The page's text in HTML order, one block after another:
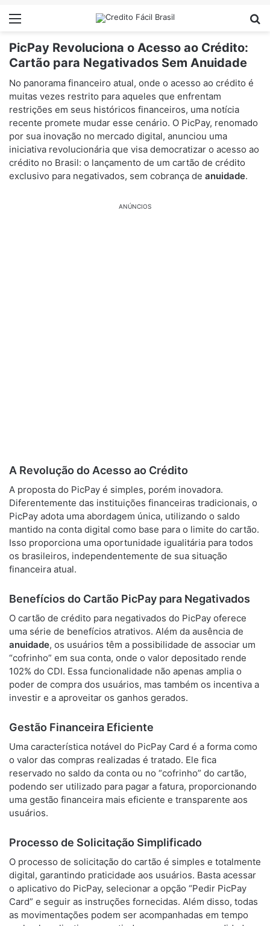
Menu
PicPay Revoluciona o Acesso ao Crédito:
Cartão para Negativados Sem Anuidade
No panorama financeiro atual, onde o acesso ao crédito é
muitas vezes restrito para aqueles que enfrentam
restrições em seus históricos financeiros, uma notícia
recente promete mudar esse cenário. O PicPay, renomado
por sua inovação no mercado digital, anunciou uma
iniciativa revolucionária que visa democratizar o acesso ao
crédito no Brasil: o lançamento de um cartão de crédito
exclusivo para negativados, sem cobrança de anuidade.
ANÚNCIOS
A Revolução do Acesso ao Crédito
A proposta do PicPay é simples, porém inovadora.
Diferentemente das instituições financeiras tradicionais, o
PicPay adota uma abordagem única, utilizando o saldo
mantido na conta digital como base para o limite do cartão.
Isso proporciona uma oportunidade igualitária para todos
os brasileiros, independentemente de sua situação
financeira atual.
Benefícios do Cartão PicPay para Negativados
O cartão de crédito para negativados do PicPay oferece
uma série de benefícios atrativos. Além da ausência de
anuidade, os usuários têm a possibilidade de associar um
“cofrinho” em sua conta, onde o valor depositado rende
102% do CDI. Essa funcionalidade não apenas amplia o
poder de compra dos usuários, mas também os incentiva a
investir e a aproveitar os ganhos gerados.
Gestão Financeira Eficiente
Uma característica notável do PicPay Card é a forma como
o valor das compras realizadas é tratado. Ele fica
reservado no saldo da conta ou no “cofrinho” do cartão,
podendo ser utilizado para pagar a fatura, proporcionando
uma gestão financeira mais eficiente e transparente aos
usuários.
Processo de Solicitação Simplificado
O processo de solicitação do cartão é simples e totalmente
digital, garantindo praticidade aos usuários. Basta acessar
o aplicativo do PicPay, selecionar a opção “Pedir PicPay
Card” e seguir as instruções fornecidas. Além disso, todas
as movimentações podem ser acompanhadas em tempo